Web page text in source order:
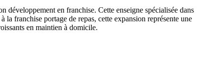
développement en franchise. Cette enseigne spécialisée dans
la franchise portage de repas, cette expansion représente une
en maintien à domicile.